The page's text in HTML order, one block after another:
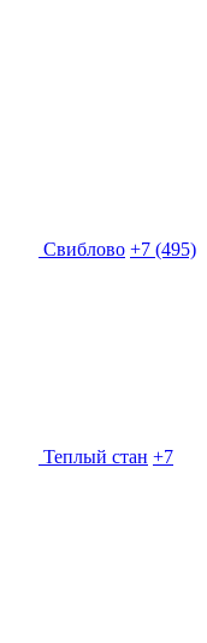
Свиблово +7 (495)
Теплый стан +7